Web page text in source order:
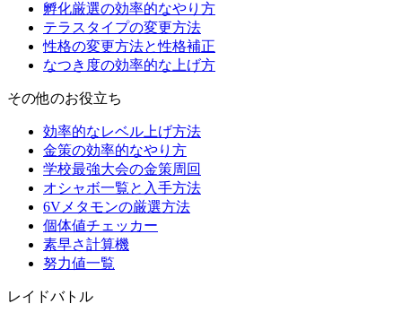
孵化厳選の効率的なやり方
テラスタイプの変更方法
性格の変更方法と性格補正
なつき度の効率的な上げ方
その他のお役立ち
効率的なレベル上げ方法
金策の効率的なやり方
学校最強大会の金策周回
オシャボ一覧と入手方法
6Vメタモンの厳選方法
個体値チェッカー
素早さ計算機
努力値一覧
レイドバトル